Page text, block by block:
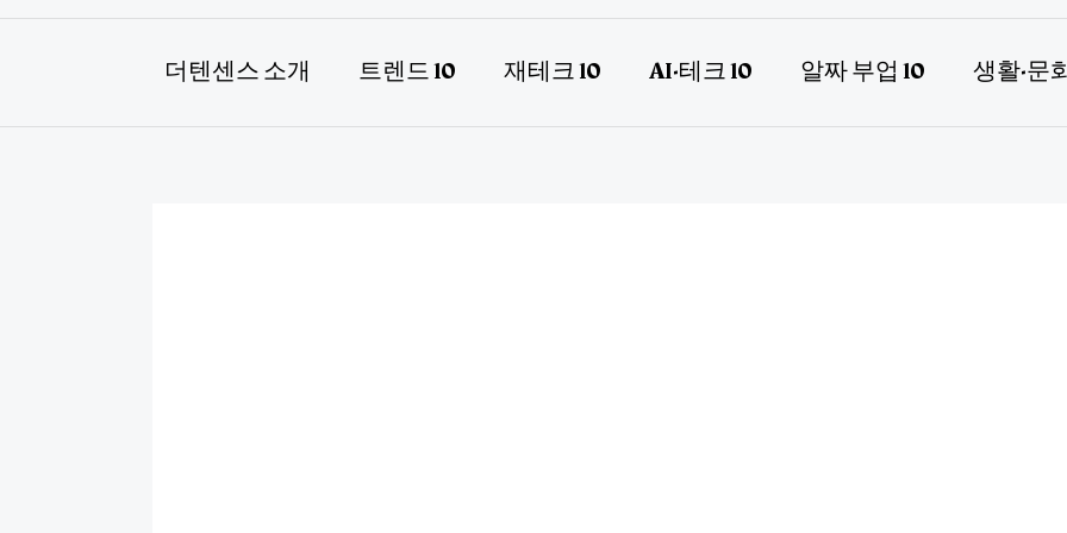
더텐센스 소개 트렌드 10 재테크 10 AI·테크 10 알짜 부업 10 생활·문